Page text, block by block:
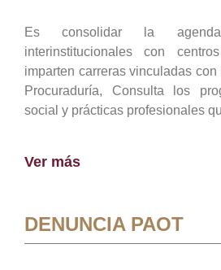
Es consolidar la
interinstitucionales con
imparten carreras vinculadas
Procuraduría, Consulta los
social y prácticas profesionales
Ver más
DENUNCIA PAOT